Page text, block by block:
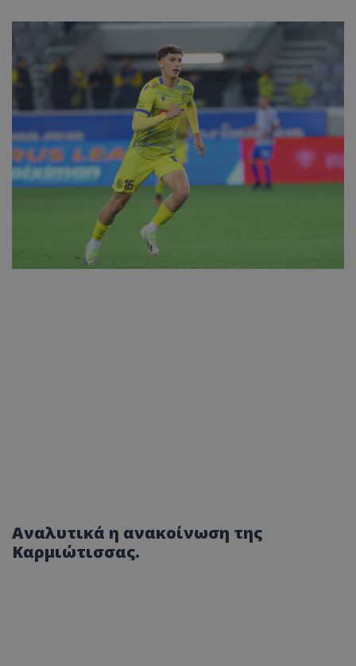
Αναλυτικά η ανακοίνωση της
Καρμιώτισσας.